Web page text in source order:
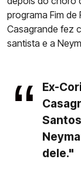
programa Fim
Casagrande fez
santista e a
Ex-
dele."